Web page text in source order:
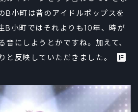
B小町は昔のアイドルポップスを
B小町ではそれよりも10年、時が
音にしようとかですね。加えて、
と反映していただきました。